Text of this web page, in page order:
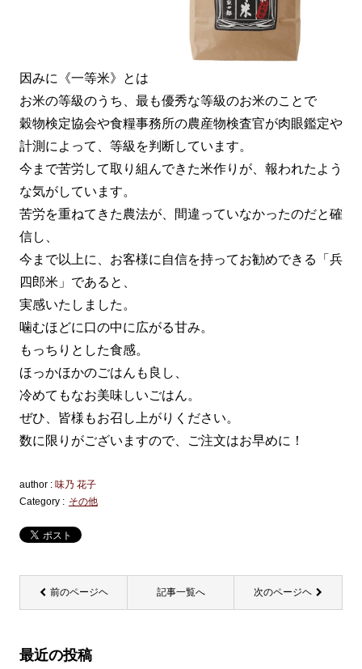
因みに《一等米》とは
お米の等級のうち、最も優秀な等級のお米のことで
穀物検定協会や食糧事務所の農産物検査官が肉眼鑑定や
計測によって、等級を判断しています。
今まで苦労して取り組んできた米作りが、報われたよう
な気がしています。
苦労を重ねてきた農法が、間違っていなかったのだと確
信し、
今まで以上に、お客様に自信を持ってお勧めできる「兵
四郎米」であると、
実感いたしました。
噛むほどに口の中に広がる甘み。
もっちりとした食感。
ほっかほかのごはんも良し、
冷めてもなお美味しいごはん。
ぜひ、皆様もお召し上がりください。
数に限りがございますので、ご注文はお早めに！
author : 味乃 花子
Category : その他
前のページヘ 記事一覧へ 次のページヘ
最近の投稿